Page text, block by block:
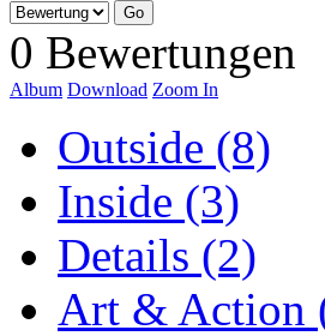
0 Bewertungen
Album Download Zoom In
Outside (8)
Inside (3)
Details (2)
Art & Action